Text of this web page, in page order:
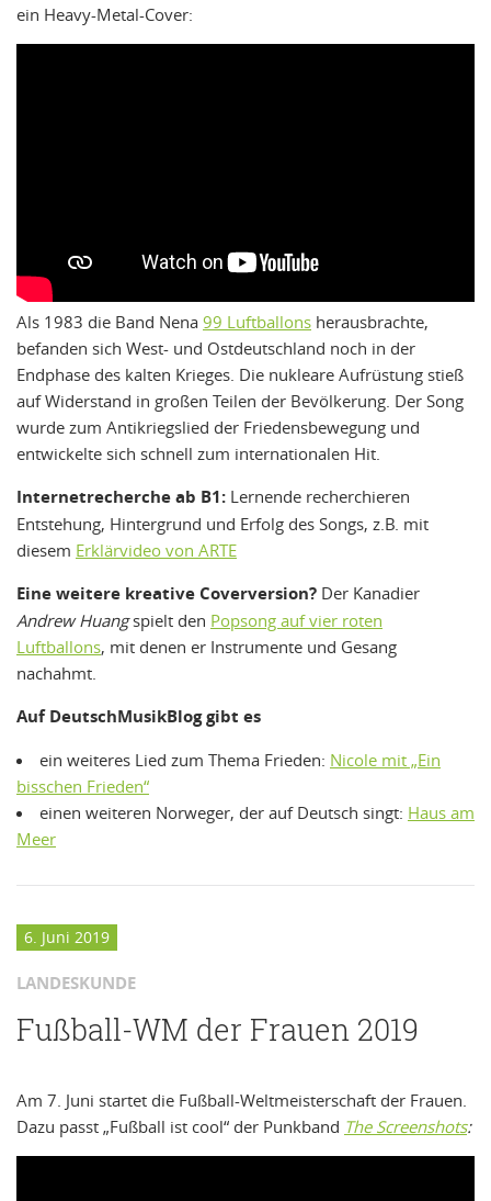
ein Heavy-Metal-Cover:
Als 1983 die Band Nena 99 Luftballons herausbrachte,
befanden sich West- und Ostdeutschland noch in der
Endphase des kalten Krieges. Die nukleare Aufrüstung stieß
auf Widerstand in großen Teilen der Bevölkerung. Der Song
wurde zum Antikriegslied der Friedensbewegung und
entwickelte sich schnell zum internationalen Hit.
Internetrecherche ab B1: Lernende recherchieren
Entstehung, Hintergrund und Erfolg des Songs, z.B. mit
diesem Erklärvideo von ARTE
Eine weitere kreative Coverversion? Der Kanadier
Andrew Huangspielt den Popsong auf vier roten
Luftballons, mit denen er Instrumente und Gesang
nachahmt.
Auf DeutschMusikBlog gibt es
ein weiteres Lied zum Thema Frieden: Nicole mit „Ein
bisschen Frieden“
einen weiteren Norweger, der auf Deutsch singt: Haus am
Meer
6. Juni 2019
LANDESKUNDE
Fußball-WM der Frauen 2019
Am 7. Juni startet die Fußball-Weltmeisterschaft der Frauen.
Dazu passt „Fußball ist cool“ der Punkband The Screenshots: